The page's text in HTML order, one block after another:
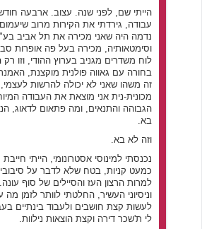
הייתי שם, לפני שנה. עצוב. ארבעה
עבודה, גירדתי את הקירות מרוב
נדמה היה שאני מכירה את תל אביב
וסימטאותיה, מכירה בעל פה אופרות
לוח משדרים מגניב בערוץ ההודי, וזו
בחורה עם גאווה פולנית מוקצנת,
זה משהו שאני לא יכולה להרשות לעצמי,
מכונית-נית אני מוצאת את העבודה
הגבוהה והתנאים, ומה פתאום לדאוג,
בא.
וזה לא בא.
נכנסתי למינוסי אסטרונומי, הייתי
כמעט קניות, בטח שלא לדבר על
למרות הרצון העז והסיילים של סוף
וניסיוני העשיר, החלטתי לוותר לזמן
לעשות קצת חושבים ולעבוד בינתיים
לי ת'שכר דירה וקצת הוצאות נילוות.